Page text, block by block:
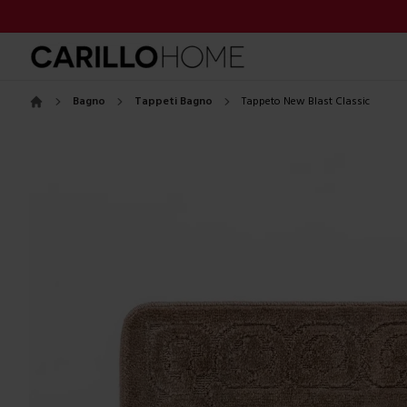
Bagno Tappeti Bagno Tappeto New Blast Classic